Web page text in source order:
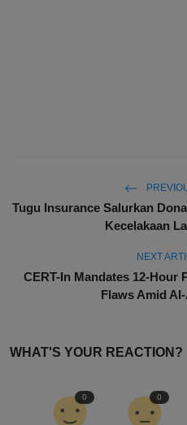
Tugu Insurance Salurkan
Kecelakaan
NEXT
CERT-In Mandates 12-Hour
Flaws Amid
WHAT'S YOUR REACTION?
0 0